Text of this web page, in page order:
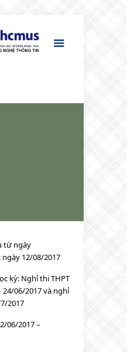
từ ngày
12/08/2017
kỳ: Nghỉ thi THPT
24/06/2017 và nghỉ
2017
06/2017 –